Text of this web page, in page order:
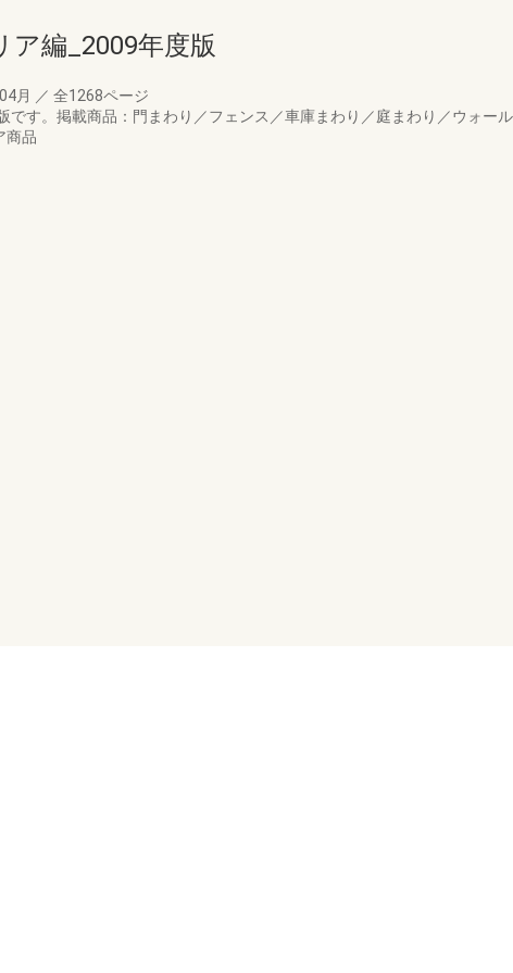
ア編_2009年度版
月 ／ 全1268ページ
です。掲載商品：門まわり／フェンス／車庫まわり／庭まわり／ウォー
商品